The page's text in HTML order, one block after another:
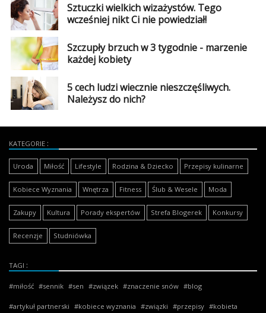
Sztuczki wielkich wizażystów. Tego
wcześniej nikt Ci nie powiedział!
Szczupły brzuch w 3 tygodnie - marzenie
każdej kobiety
5 cech ludzi wiecznie nieszczęśliwych.
Należysz do nich?
KATEGORIE
Uroda Miłość Lifestyle Rodzina & Dziecko Przepisy kulinarne
Kobiece Wyznania Wnętrza Fitness Ślub & Wesele Moda
Zakupy Kultura Porady ekspertów Strefa Blogerek Konkursy
Recenzje Studniówka
TAGI
miłość sennik sen związek znaczenie snów blog
artykuł partnerski kobiece wyznania związki przepisy kobieta